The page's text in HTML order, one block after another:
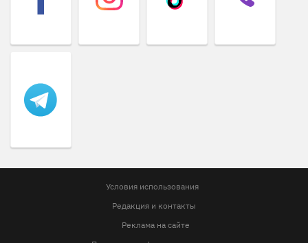
Условия использования
Редакция и контакты
Реклама на сайте